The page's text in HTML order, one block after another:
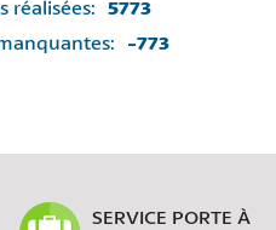
réalisées: 5773
-773
SERVICE PORTE À